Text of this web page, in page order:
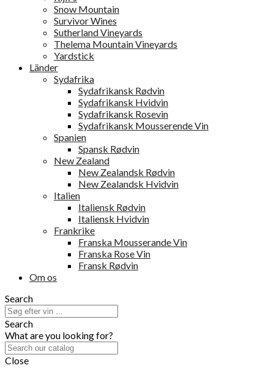
Snow Mountain
Survivor Wines
Sutherland Vineyards
Thelema Mountain Vineyards
Yardstick
Länder
Sydafrika
Sydafrikansk Rødvin
Sydafrikansk Hvidvin
Sydafrikansk Rosevin
Sydafrikansk Mousserende Vin
Spanien
Spansk Rødvin
New Zealand
New Zealandsk Rødvin
New Zealandsk Hvidvin
Italien
Italiensk Rødvin
Italiensk Hvidvin
Frankrike
Franska Mousserande Vin
Franska Rose Vin
Fransk Rødvin
Om os
Search
Search
What are you looking for?
Close